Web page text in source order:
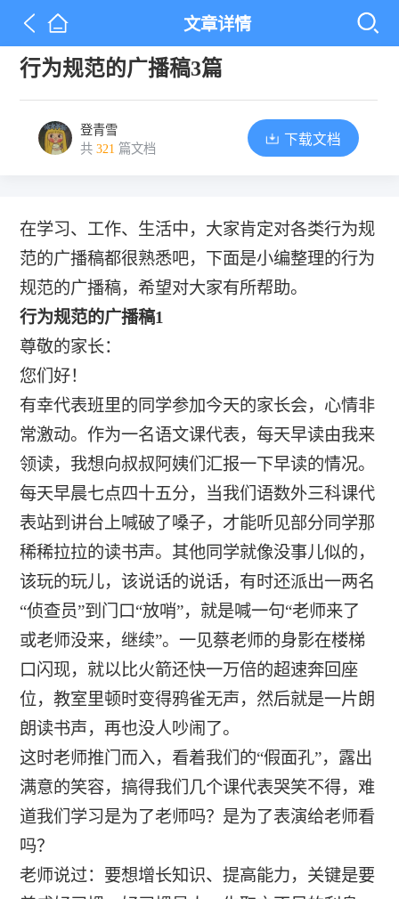
文章详情
行为规范的广播稿3篇
登青雪
共 321 篇文档
下载文档
在学习、工作、生活中，大家肯定对各类行为规
范的广播稿都很熟悉吧，下面是小编整理的行为
规范的广播稿，希望对大家有所帮助。
行为规范的广播稿1
尊敬的家长：
您们好！
有幸代表班里的同学参加今天的家长会，心情非
常激动。作为一名语文课代表，每天早读由我来
领读，我想向叔叔阿姨们汇报一下早读的情况。
每天早晨七点四十五分，当我们语数外三科课代
表站到讲台上喊破了嗓子，才能听见部分同学那
稀稀拉拉的读书声。其他同学就像没事儿似的，
该玩的玩儿，该说话的说话，有时还派出一两名
“侦查员”到门口“放哨”，就是喊一句“老师来了
或老师没来，继续”。一见蔡老师的身影在楼梯
口闪现，就以比火箭还快一万倍的超速奔回座
位，教室里顿时变得鸦雀无声，然后就是一片朗
朗读书声，再也没人吵闹了。
这时老师推门而入，看着我们的“假面孔”，露出
满意的笑容，搞得我们几个课代表哭笑不得，难
道我们学习是为了老师吗？是为了表演给老师看
吗？
老师说过：要想增长知识、提高能力，关键是要